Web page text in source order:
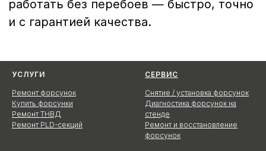
УСЛУГИ
Ремонт форсунок
Купить форсунки
Ремонт ТНВД
Ремонт PLD-секций
СЕРВИС
Снятие / установка форсунок
Диагностика форсунок на
стенде
Ремонт и восстановление
форсунок